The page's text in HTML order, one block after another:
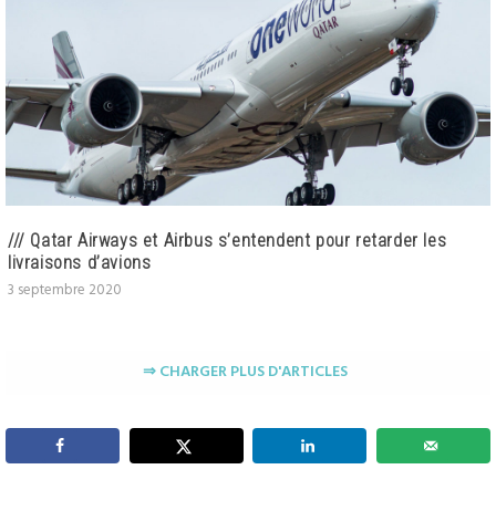
/// Qatar Airways et Airbus s’entendent pour retarder les
livraisons d’avions
3 septembre 2020
⇒ CHARGER PLUS D'ARTICLES